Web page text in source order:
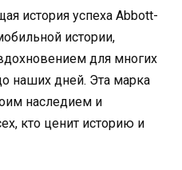
история успеха Abbott-
истории,
для многих
наших дней. Эта марка
наследием и
кто ценит историю и